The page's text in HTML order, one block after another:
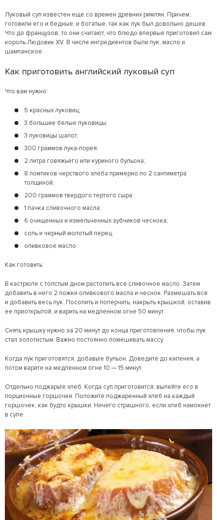
Луковый суп известен еще со времен древних римлян. Причем,
готовили его и бедные, и богатые, так как лук был довольно дешев.
Что до французов, то они считают, что блюдо впервые приготовил сам
король Людовик XV. В числе ингредиентов были лук, масло и
шампанское.
Как приготовить английский луковый суп
Что вам нужно:
5 красных луковиц;
3 большие белые луковицы;
3 луковицы шалот;
300 граммов лука-порея;
2 литра говяжьего или куриного бульона;
8 ломтиков черствого хлеба примерно по 2 сантиметра
толщиной;
200 граммов твердого тертого сыра;
1 пачка сливочного масла;
6 очищенных и измельченных зубчиков чеснока;
соль и черный молотый перец;
оливковое масло.
Как готовить:
В кастрюле с толстым дном растопить все сливочное масло. Затем
добавить в него 2 ложки оливкового масла и чеснок. Размешать все
и добавить весь лук. Посолить и поперчить, накрыть крышкой, оставив
ее приоткрытой, и варить на медленном огне 50 минут.
Снять крышку нужно за 20 минут до конца приготовления, чтобы лук
стал золотистым. Важно постоянно помешивать массу.
Когда лук приготовятся, добавьте бульон. Доведите до кипения, а
потом варите на медленном огне 10 — 15 минут.
Отдельно поджарьте хлеб. Когда суп приготовится, вылейте его в
порционные горшочки. Положите поджаренный хлеб на каждый
горшочек, как будто крышки. Ничего страшного, если хлеб намокнет
в супе.